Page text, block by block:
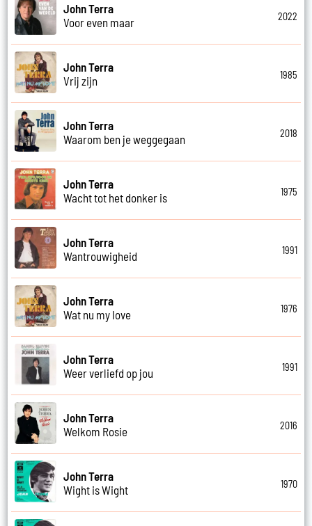
John Terra
Voor even maar
2022
John Terra
Vrij zijn
1985
John Terra
Waarom ben je weggegaan
2018
John Terra
Wacht tot het donker is
1975
John Terra
Wantrouwigheid
1991
John Terra
Wat nu my love
1976
John Terra
Weer verliefd op jou
1991
John Terra
Welkom Rosie
2016
John Terra
Wight is Wight
1970